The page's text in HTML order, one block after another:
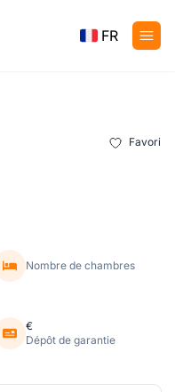
FR
Favori
Nombre de chambres
€
Dépôt de garantie